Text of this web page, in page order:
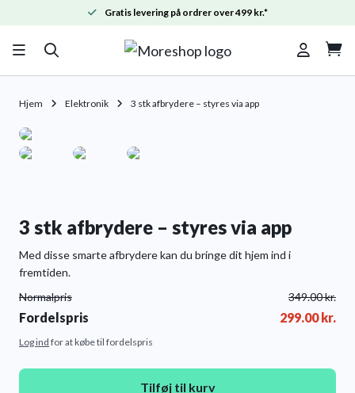
Gratis levering på ordrer over 499 kr.*

Hjem Elektronik 3 stk afbrydere – styres via app
3 stk afbrydere – styres via app
Med disse smarte afbrydere kan du bringe dit hjem ind i
fremtiden.
Normalpris
349.00kr.
Fordelspris 299.00kr.
Log ind for at købe til fordelspris
Tilføj til kurv